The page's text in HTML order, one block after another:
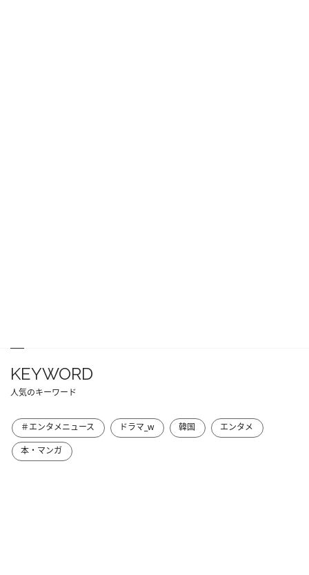
KEYWORD
人気のキーワード
＃エンタメニュース ドラマ_w 韓国
エンタメ
本・マンガ